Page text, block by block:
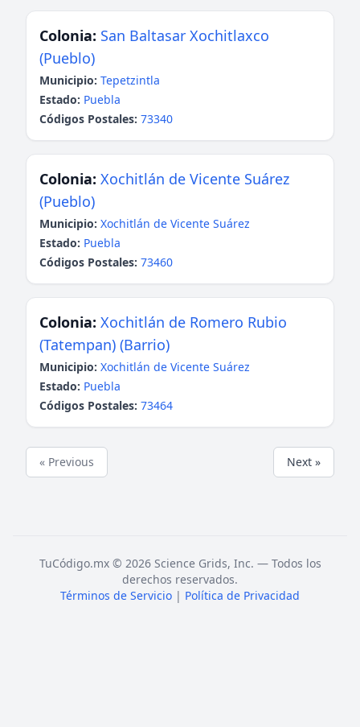
Colonia: San Baltasar Xochitlaxco
(Pueblo)
Municipio: Tepetzintla
Estado: Puebla
Códigos Postales: 73340
Colonia: Xochitlán de Vicente Suárez
(Pueblo)
Municipio: Xochitlán de Vicente Suárez
Estado: Puebla
Códigos Postales: 73460
Colonia: Xochitlán de Romero Rubio
(Tatempan) (Barrio)
Municipio: Xochitlán de Vicente Suárez
Estado: Puebla
Códigos Postales: 73464
« Previous Next »
TuCódigo.mx © 2026 Science Grids, Inc. — Todos los
derechos reservados.
Términos de Servicio | Política de Privacidad